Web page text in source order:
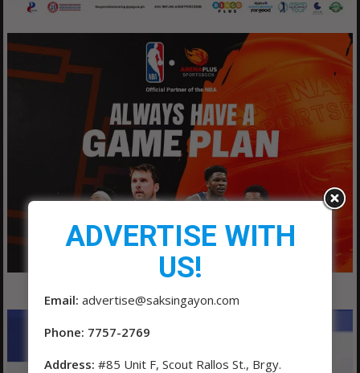
ADVERTISE WITH
US!
Email: advertise@saksingayon.com
Phone: 7757-2769
Address: #85 Unit F, Scout Rallos St., Brgy.